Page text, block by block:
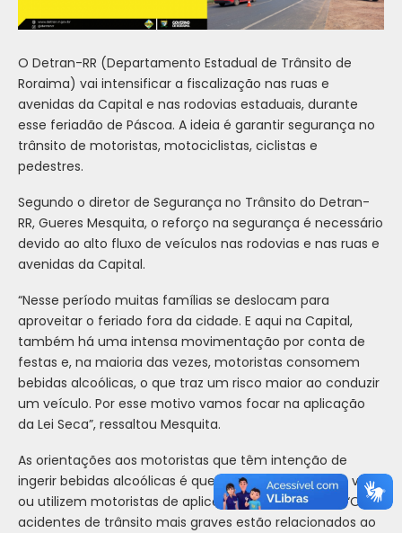
O Detran-RR (Departamento Estadual de Trânsito de
Roraima) vai intensificar a fiscalização nas ruas e
avenidas da Capital e nas rodovias estaduais, durante
esse feriadão de Páscoa. A ideia é garantir segurança no
trânsito de motoristas, motociclistas, ciclistas e
pedestres.
Segundo o diretor de Segurança no Trânsito do Detran-
RR, Gueres Mesquita, o reforço na segurança é necessário
devido ao alto fluxo de veículos nas rodovias e nas ruas e
avenidas da Capital.
“Nesse período muitas famílias se deslocam para
aproveitar o feriado fora da cidade. E aqui na Capital,
também há uma intensa movimentação por conta de
festas e, na maioria das vezes, motoristas consomem
bebidas alcoólicas, o que traz um risco maior ao conduzir
um veículo. Por esse motivo vamos focar na aplicação
da Lei Seca”, ressaltou Mesquita.
As orientações aos motoristas que têm intenção de
ingerir bebidas alcoólicas é que usem o condutor da vez
ou utilizem motoristas de aplicativos de transporte. “Os
acidentes de trânsito mais graves estão relacionados ao